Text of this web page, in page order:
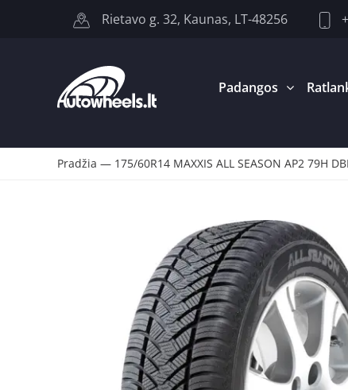
Rietavo g. 32, Kaunas, LT-48256
Padangos
Pradžia — 175/60R14 MAXXIS ALL SEASON AP2 79H